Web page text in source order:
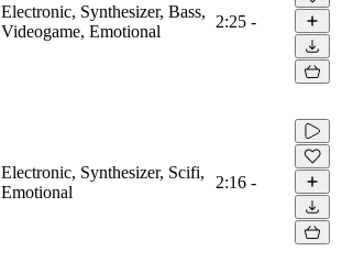
Electronic, Synthesizer, Bass,
Videogame, Emotional
2:25 -
Electronic, Synthesizer, Scifi,
Emotional
2:16 -